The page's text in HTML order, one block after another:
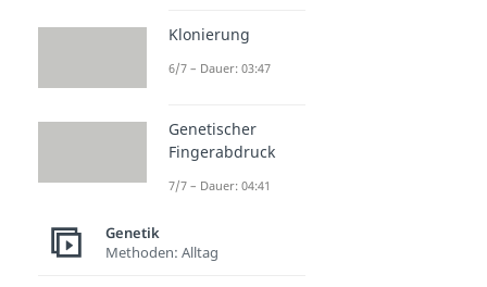
Klonierung
6/7 – Dauer: 03:47
Genetischer
Fingerabdruck
7/7 – Dauer: 04:41
Genetik
Methoden: Alltag